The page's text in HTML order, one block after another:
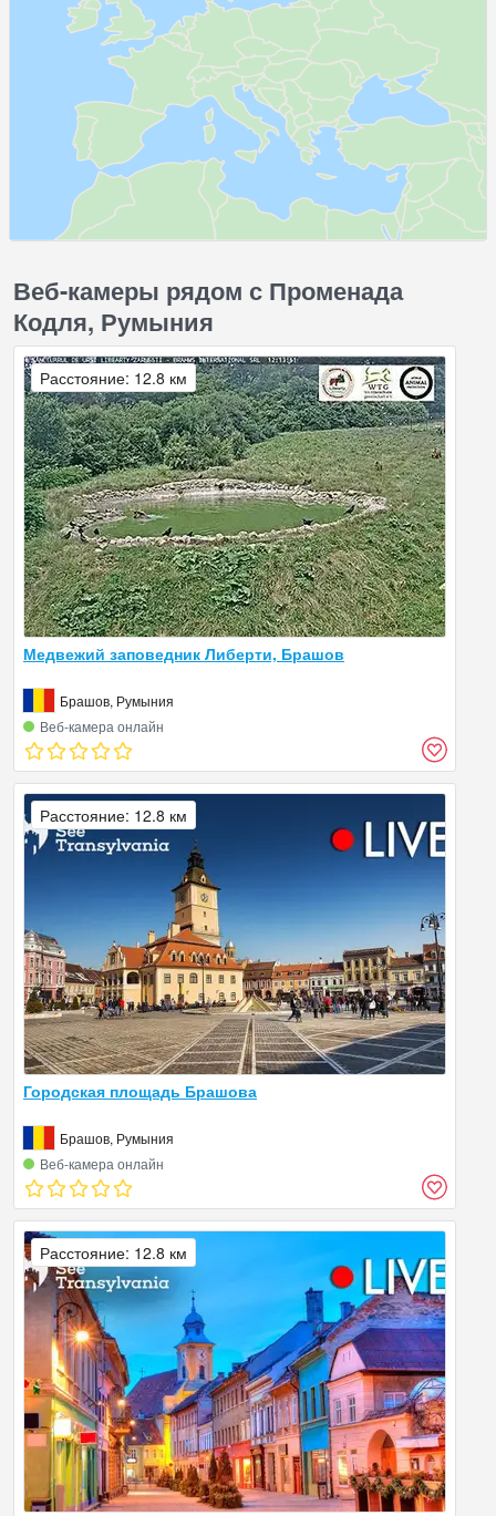
Веб-камеры рядом с Променада
Кодля, Румыния
Медвежий заповедник Либерти, Брашов
Брашов, Румыния
Веб‑камера онлайн
Расстояние: 12.8 км
Городская площадь Брашова
Брашов, Румыния
Веб‑камера онлайн
Расстояние: 12.8 км
Расстояние: 12.8 км